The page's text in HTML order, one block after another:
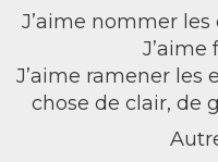
J’aime nommer
J’aime
J’aime ramener les
chose de clair, de